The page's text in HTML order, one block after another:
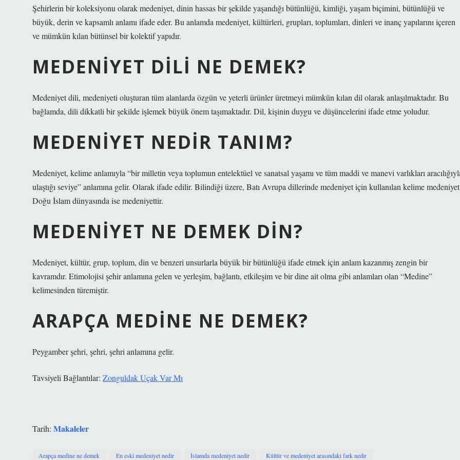
Şehirlerin bir koleksiyonu olarak medeniyet, dinin hassas bir şekilde yaşandığı bütünlüğü, kimliği, yaşam biçimini, bütünlüğü ve
büyük, derin ve kapsamlı anlamı ifade eder. Bu anlamda medeniyet, kültürleri, grupları, toplumları, dinleri ve inanç yapılarını içeren
ve mümkün kılan bütünsel bir kolektif yapıdır.
MEDENIYET DILI NE DEMEK?
Medeniyet dili, medeniyeti oluşturan tüm alanlarda özgün ve yeterli ürünler üretmeyi mümkün kılan dil olarak anlaşılmaktadır. Bu
bağlamda, dili dikkatli bir şekilde işlemek büyük önem taşımaktadır. Dil, kişinin duygu ve düşüncelerini ifade etme yoludur.
MEDENIYET NEDIR TANIM?
Medeniyet, kelime anlamıyla “bir milletin veya toplumun entelektüel ve sanatsal yaşamı ve tüm maddi ve manevi varlıkları
ulaştığı seviye” anlamına gelir. Olarak ifade edilir. Bilindiği üzere, Batı Avrupa dillerinde medeniyet için kullanılan kelime
Doğu İslam dünyasında ise medeniyettir.
MEDENIYET NE DEMEK DIN?
Medeniyet, kültür, grup, toplum, din ve benzeri unsurlarla büyük bir bütünlüğü ifade etmek için anlam kazanmış zengin bir
kavramdır. Etimolojisi şehir anlamına gelen ve yerleşim, bağlantı, etkileşim ve bir dine ait olma gibi anlamları olan “Medine”
kelimesinden türemiştir.
ARAPÇA MEDINE NE DEMEK?
Peygamber şehri, şehri, şehri anlamına gelir.
Tavsiyeli Bağlantılar: Zonguldak Uçak Var Mı
Tarih: Makaleler
Arapça medine ne demek En eski medeniyet nedir İslamda medeniyet nedir Kültür ve medeniyet arasındaki fark nedir